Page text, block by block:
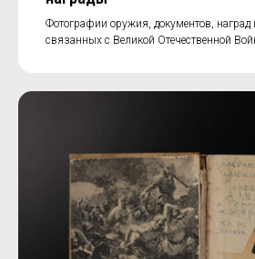
Фотографии оружия, документов, наград
связанных с Великой Отечественной